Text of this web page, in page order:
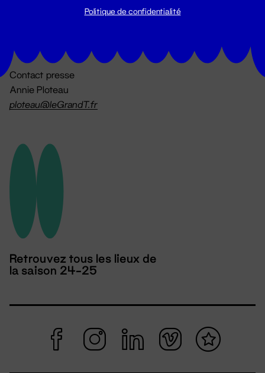
Contact presse
Annie Ploteau
ploteau@leGrandT.fr
Retrouvez tous les lieux de
la saison 24-25
Politique de confidentialité